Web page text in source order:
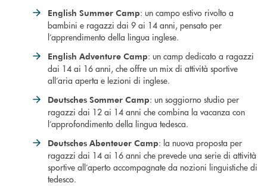
English Summer Camp: un campo estivo rivolto a
bambini e ragazzi dai 9 ai 14 anni, pensato per
l’apprendimento della lingua inglese.
English Adventure Camp: un camp dedicato a ragazzi
dai 14 ai 16 anni, che offre un mix di attività sportive
all’aria aperta e lezioni di inglese.
Deutsches Sommer Camp: un soggiorno studio per
ragazzi dai 12 ai 14 anni che combina la vacanza con
l’approfondimento della lingua tedesca.
Deutsches Abenteuer Camp: la nuova proposta per
ragazzi dai 14 ai 16 anni che prevede una serie di attività
sportive all’aperto accompagnate da nozioni linguistiche di
tedesco.